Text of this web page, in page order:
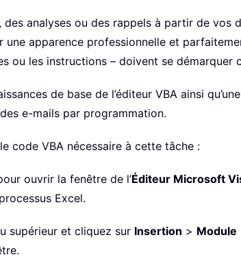
analyses ou des rappels à partir de vos
apparence professionnelle et
ou les instructions – doivent se
de base de l’éditeur VBA ainsi
e-mails par programmation.
code VBA nécessaire à cette tâche :
ouvrir la fenêtre de l’Éditeur Microsoft
Excel.
supérieur et cliquez sur Insertion > Module